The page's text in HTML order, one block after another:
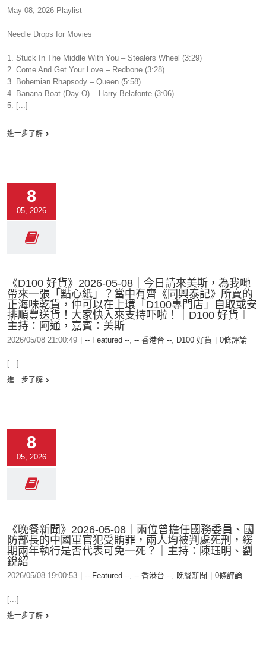
May 08, 2026 Playlist
Needle Drops for Movies
1. Stuck In The Middle With You – Stealers Wheel (3:29)
2. Come And Get Your Love – Redbone (3:28)
3. Bohemian Rhapsody – Queen (5:58)
4. Banana Boat (Day-O) – Harry Belafonte (3:06)
5. [...]
進一步了解
8
05, 2026
《D100 好貨》2026-05-08｜今日請來美斯，為我哋
帶來一張「點心紙」？當中有齊《同興泰記》所賣的
正海味乾貨，仲可以在上環「D100專門店」自取或安
排順豐送貨！大家快入來支持吓啦！｜D100 好貨︱
主持：阿通，嘉賓：美斯
2026/05/08 21:00:49 -- Featured --, -- 香港台 --, D100 好貨 0條評論
[...]
進一步了解
8
05, 2026
《晚餐新聞》2026-05-08｜兩位曾擔任國務委員、國
防部長的中國軍官犯受賄罪，兩人均被判處死刑，緩
期兩年執行是否代表可免一死？｜主持：陳珏明、劉
銳紹
2026/05/08 19:00:53 -- Featured --, -- 香港台 --, 晚餐新聞 0條評論
[...]
進一步了解